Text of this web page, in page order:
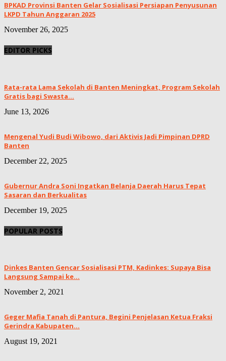
BPKAD Provinsi Banten Gelar Sosialisasi Persiapan Penyusunan
LKPD Tahun Anggaran 2025
November 26, 2025
EDITOR PICKS
Rata-rata Lama Sekolah di Banten Meningkat, ‎Program Sekolah
Gratis bagi Swasta...
June 13, 2026
Mengenal Yudi Budi Wibowo, dari Aktivis Jadi Pimpinan DPRD
Banten
December 22, 2025
Gubernur Andra Soni Ingatkan Belanja Daerah Harus Tepat
Sasaran dan Berkualitas
December 19, 2025
POPULAR POSTS
Dinkes Banten Gencar Sosialisasi PTM, Kadinkes: Supaya Bisa
Langsung Sampai ke...
November 2, 2021
Geger Mafia Tanah di Pantura, Begini Penjelasan Ketua Fraksi
Gerindra Kabupaten...
August 19, 2021